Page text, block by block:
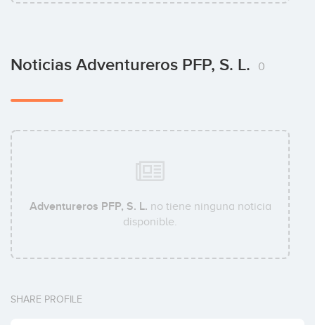
Noticias Adventureros PFP, S. L. 0
Adventureros PFP, S. L. no tiene ninguna noticia
disponible.
SHARE PROFILE